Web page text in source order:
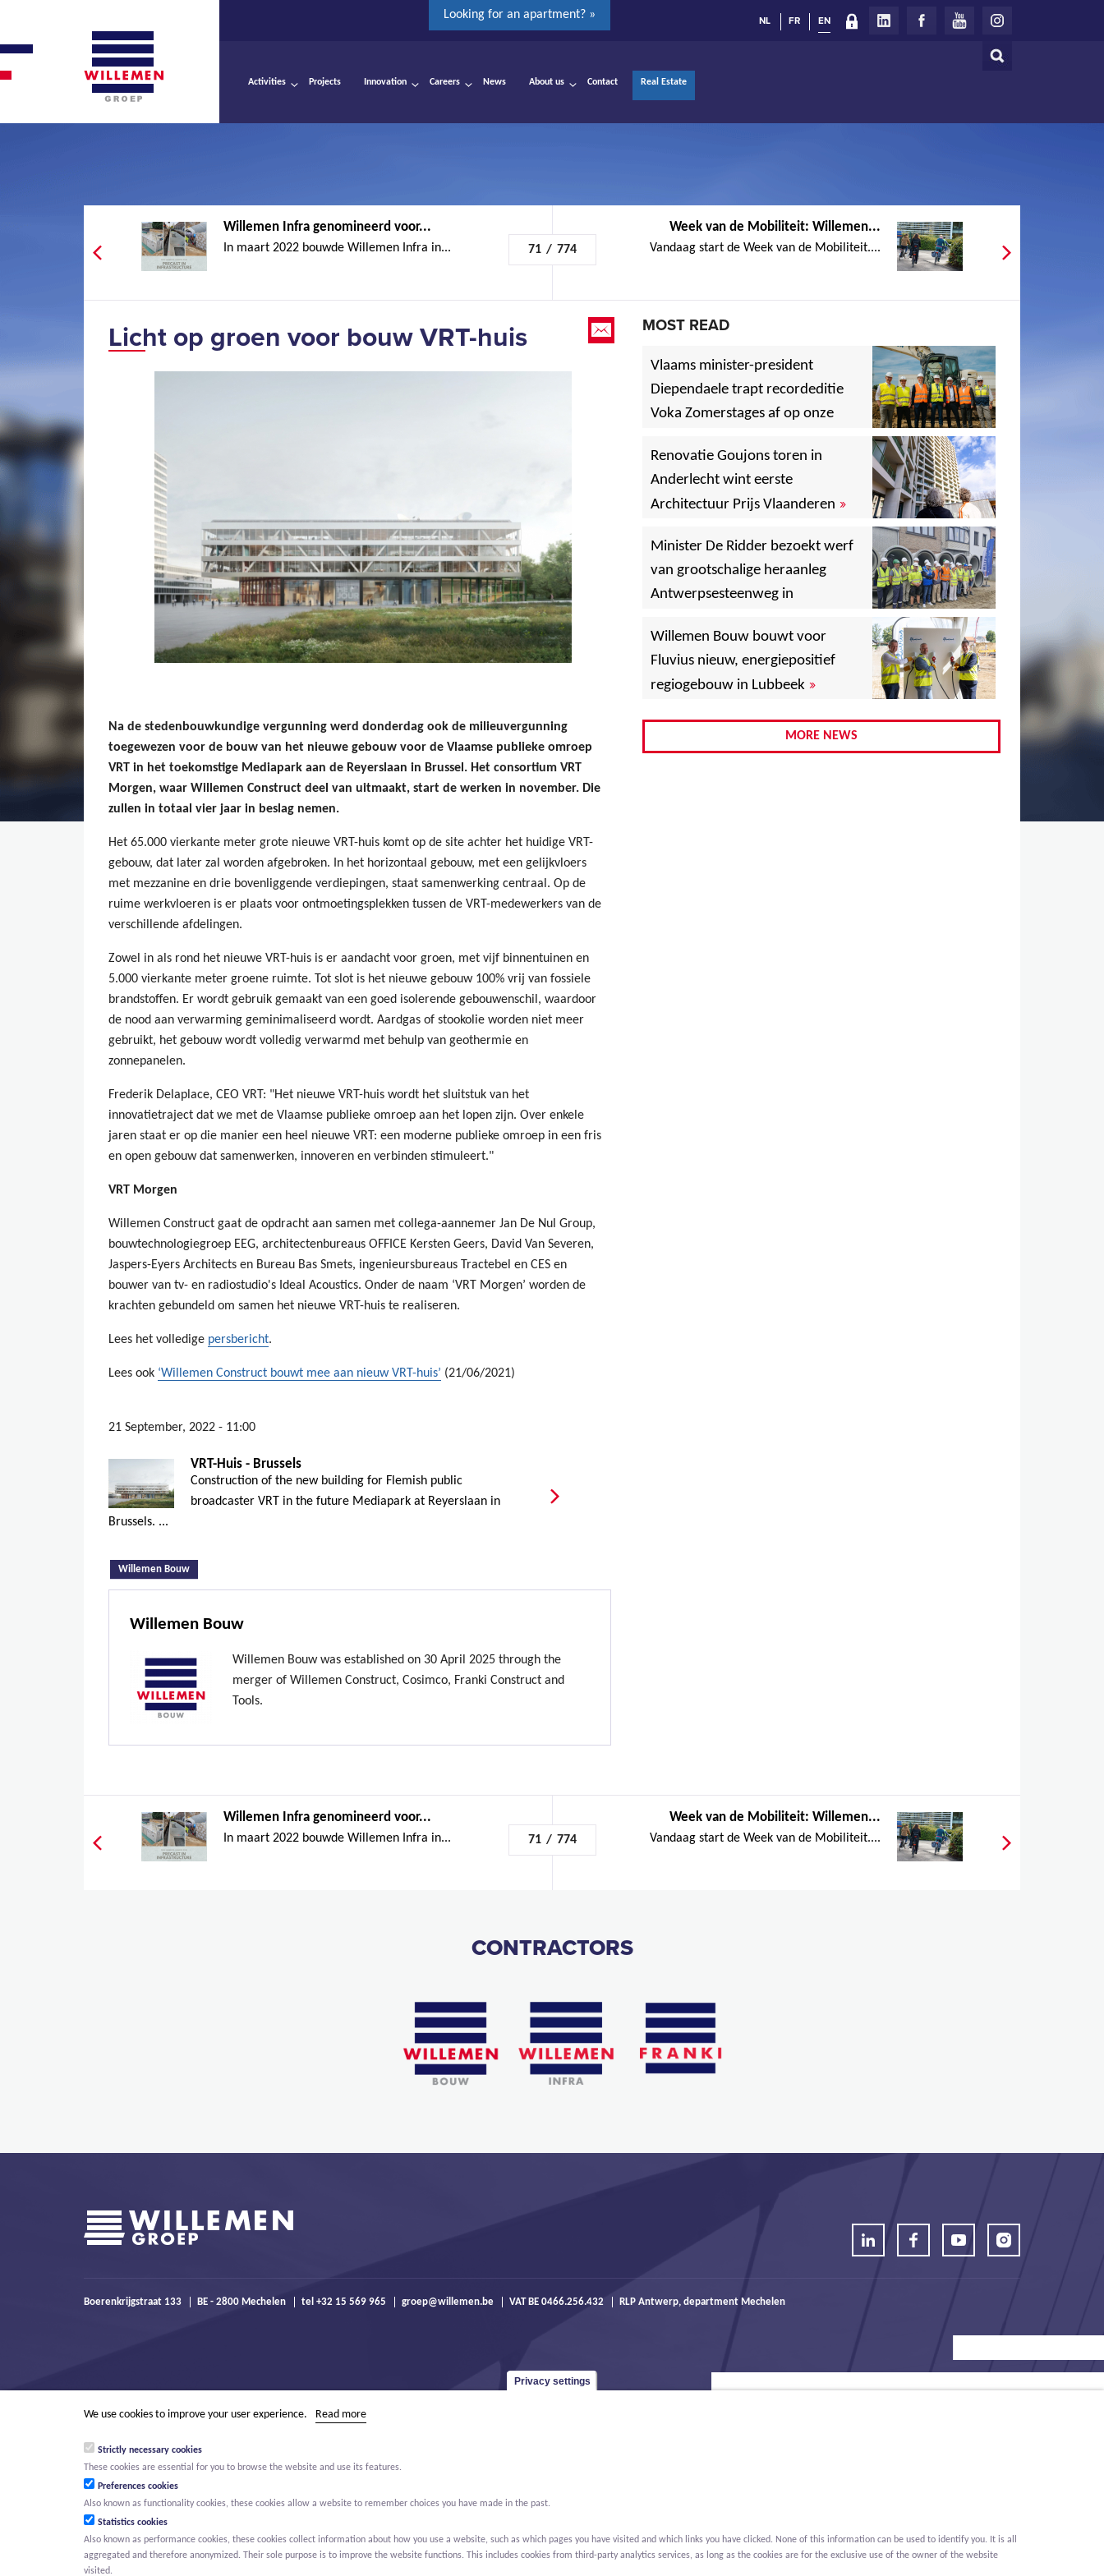
Looking for an apartment? »
Search
NL FR EN
Activities Projects Innovation Careers News About us Contact Real Estate
Willemen Infra genomineerd voor...
In maart 2022 bouwde Willemen Infra in... 71 / 774
Week van de Mobiliteit: Willemen...
Vandaag start de Week van de Mobiliteit....
Licht op groen voor bouw VRT-huis
Na de stedenbouwkundige vergunning werd donderdag ook de milieuvergunning
toegewezen voor de bouw van het nieuwe gebouw voor de Vlaamse publieke omroep
VRT in het toekomstige Mediapark aan de Reyerslaan in Brussel. Het consortium VRT
Morgen, waar Willemen Construct deel van uitmaakt, start de werken in november. Die
zullen in totaal vier jaar in beslag nemen.
Het 65.000 vierkante meter grote nieuwe VRT-huis komt op de site achter het huidige VRT-
gebouw, dat later zal worden afgebroken. In het horizontaal gebouw, met een gelijkvloers
met mezzanine en drie bovenliggende verdiepingen, staat samenwerking centraal. Op de
ruime werkvloeren is er plaats voor ontmoetingsplekken tussen de VRT-medewerkers van de
verschillende afdelingen.
Zowel in als rond het nieuwe VRT-huis is er aandacht voor groen, met vijf binnentuinen en
5.000 vierkante meter groene ruimte. Tot slot is het nieuwe gebouw 100% vrij van fossiele
brandstoffen. Er wordt gebruik gemaakt van een goed isolerende gebouwenschil, waardoor
de nood aan verwarming geminimaliseerd wordt. Aardgas of stookolie worden niet meer
gebruikt, het gebouw wordt volledig verwarmd met behulp van geothermie en
zonnepanelen.
Frederik Delaplace, CEO VRT: "Het nieuwe VRT-huis wordt het sluitstuk van het
innovatietraject dat we met de Vlaamse publieke omroep aan het lopen zijn. Over enkele
jaren staat er op die manier een heel nieuwe VRT: een moderne publieke omroep in een fris
en open gebouw dat samenwerken, innoveren en verbinden stimuleert."
VRT Morgen
Willemen Construct gaat de opdracht aan samen met collega-aannemer Jan De Nul Group,
bouwtechnologiegroep EEG, architectenbureaus OFFICE Kersten Geers, David Van Severen,
Jaspers-Eyers Architects en Bureau Bas Smets, ingenieursbureaus Tractebel en CES en
bouwer van tv- en radiostudio's Ideal Acoustics. Onder de naam ‘VRT Morgen’ worden de
krachten gebundeld om samen het nieuwe VRT-huis te realiseren.
Lees het volledige persbericht.
Lees ook ‘Willemen Construct bouwt mee aan nieuw VRT-huis’ (21/06/2021)
21 September, 2022 - 11:00
VRT-Huis - Brussels
Construction of the new building for Flemish public
broadcaster VRT in the future Mediapark at Reyerslaan in
Brussels. ...
Willemen Bouw
Willemen Bouw
Willemen Bouw was established on 30 April 2025 through the
merger of Willemen Construct, Cosimco, Franki Construct and
Tools.
MOST READ
Vlaams minister-president
Diependaele trapt recordeditie
Voka Zomerstages af op onze
,
,
Renovatie Goujons toren in
Anderlecht wint eerste
Architectuur Prijs Vlaanderen »
, ,
,
Minister De Ridder bezoekt werf
van grootschalige heraanleg
Antwerpsesteenweg in
,
Willemen Bouw bouwt voor
Fluvius nieuw, energiepositief
regiogebouw in Lubbeek »
MORE NEWS
Willemen Infra genomineerd voor...
In maart 2022 bouwde Willemen Infra in... 71 / 774
Week van de Mobiliteit: Willemen...
Vandaag start de Week van de Mobiliteit....
CONTRACTORS
Boerenkrijgstraat 133 BE - 2800 Mechelen tel +32 15 569 965 groep@willemen.be VAT BE 0466.256.432 RLP Antwerp, department Mechelen
© Willemen Groep
Privacy settings
We use cookies to improve your user experience. Read more
Strictly necessary cookies
These cookies are essential for you to browse the website and use its features.
Preferences cookies
Also known as functionality cookies, these cookies allow a website to remember choices you have made in the past.
Statistics cookies
Also known as performance cookies, these cookies collect information about how you use a website, such as which pages you have visited and which links you have clicked. None of this information can be used to identify you. It is all
aggregated and therefore anonymized. Their sole purpose is to improve the website functions. This includes cookies from third-party analytics services, as long as the cookies are for the exclusive use of the owner of the website
visited.